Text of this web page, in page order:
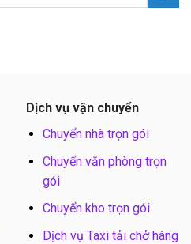
Dịch vụ vận chuyển
Chuyển nhà trọn gói
Chuyển văn phòng trọn
gói
Chuyển kho trọn gói
Dịch vụ Taxi tải chở hàng